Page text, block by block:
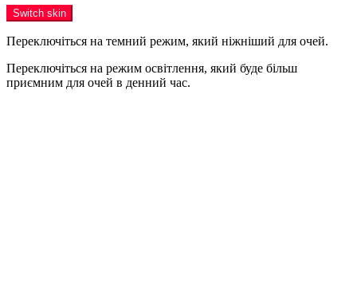
Switch skin
Переключіться на темний режим, який ніжніший для очей.
Переключіться на режим освітлення, який буде більш
приємним для очей в денний час.